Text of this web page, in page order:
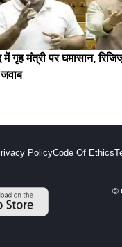
गृह मंत्री पर घमासान,
जवाब
PolicyCode Of Ethics
©